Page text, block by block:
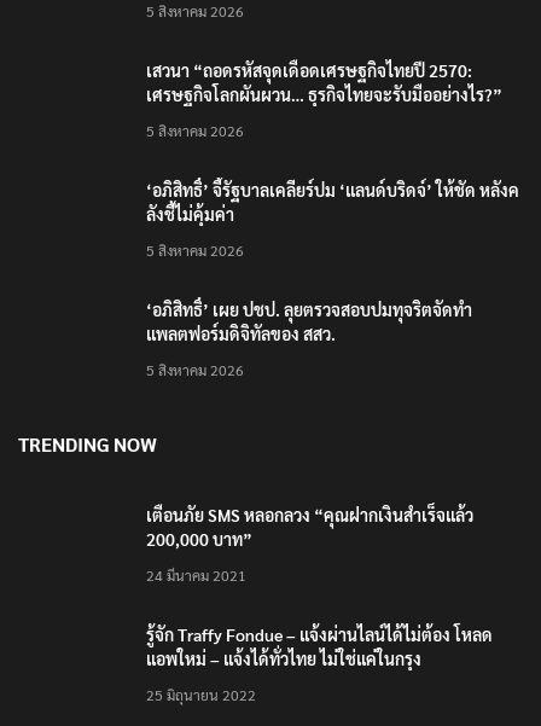
5 สิงหาคม 2026
เสวนา “ถอดรหัสจุดเดือดเศรษฐกิจไทยปี 2570:
เศรษฐกิจโลกผันผวน… ธุรกิจไทยจะรับมืออย่างไร?”
5 สิงหาคม 2026
‘อภิสิทธิ์’ จี้รัฐบาลเคลียร์ปม ‘แลนด์บริดจ์’ ให้ชัด หลังค
ลังชี้ไม่คุ้มค่า
5 สิงหาคม 2026
‘อภิสิทธิ์’ เผย ปชป. ลุยตรวจสอบปมทุจริตจัดทำ
แพลตฟอร์มดิจิทัลของ สสว.
5 สิงหาคม 2026
TRENDING NOW
เตือนภัย SMS หลอกลวง “คุณฝากเงินสำเร็จแล้ว
200,000 บาท”
24 มีนาคม 2021
รู้จัก Traffy Fondue – แจ้งผ่านไลน์ได้ไม่ต้อง โหลด
แอพใหม่ – แจ้งได้ทั่วไทย ไม่ใช่แค่ในกรุง
25 มิถุนายน 2022